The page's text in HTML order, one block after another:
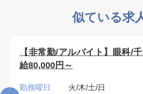
似ている求
【非常勤/アルバイト】眼科/
給80,000円～
勤務曜日
火/木/土/日